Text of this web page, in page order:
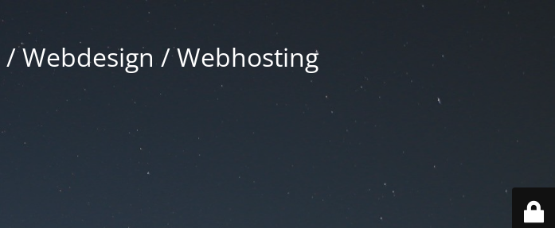
Webdesign / Webhosting